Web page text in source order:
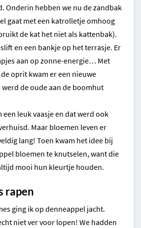
Onderin hebben we nu de zandbak
gaat met een katrolletje omhoog
de kat het niet als kattenbak).
en een bankje op het terrasje. Er
aan op zonne-energie… Met
oprit kwam er een nieuwe
de oude aan de boomhut
een leuk vaasje en dat werd ook
Maar bloemen leven er
lang! Toen kwam het idee bij
bloemen te knutselen, want die
mooi hun kleurtje houden.
rapen
ging ik op denneappel jacht.
niet ver voor lopen! We hadden